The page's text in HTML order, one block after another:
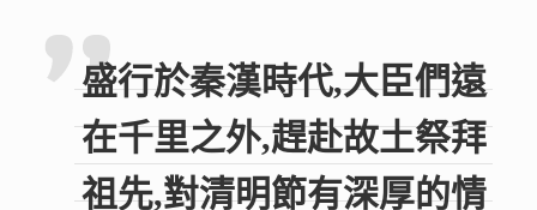
盛行於秦漢時代,大臣們遠
在千里之外,趕赴故土祭拜
祖先,對清明節有深厚的情